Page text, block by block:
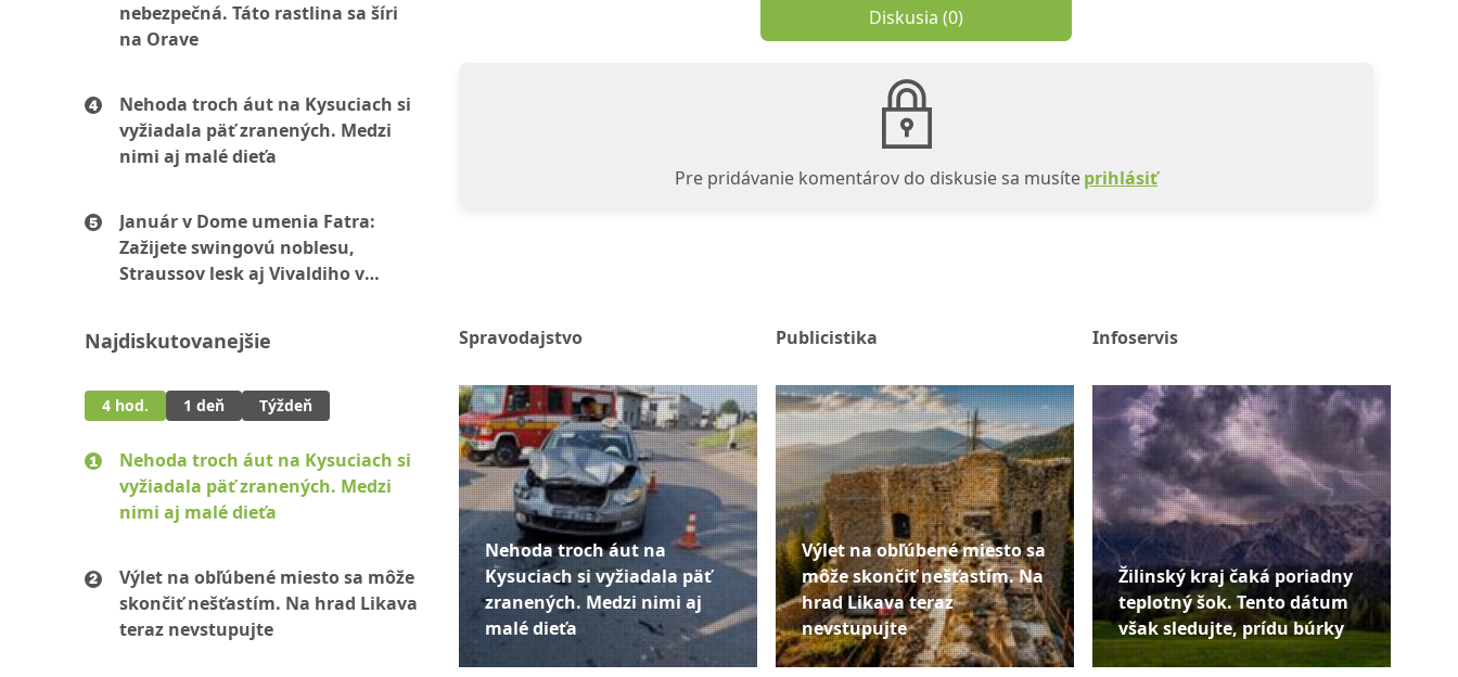
nebezpečná. Táto rastlina sa šíri
na Orave
Nehoda troch áut na Kysuciach si
vyžiadala päť zranených. Medzi
nimi aj malé dieťa
Január v Dome umenia Fatra:
Zažijete swingovú noblesu,
Straussov lesk aj Vivaldiho v
Najdiskutovanejšie
4 hod. 1 deň Týždeň
Nehoda troch áut na Kysuciach si
vyžiadala päť zranených. Medzi
nimi aj malé dieťa
Výlet na obľúbené miesto sa môže
skončiť nešťastím. Na hrad Likava
teraz nevstupujte
Diskusia (0)
Pre pridávanie komentárov do diskusie sa musíteprihlásiť
Spravodajstvo
Nehoda troch áut na
Kysuciach si vyžiadala päť
zranených. Medzi nimi aj
malé dieťa
Publicistika
Výlet na obľúbené miesto sa
môže skončiť nešťastím. Na
hrad Likava teraz
nevstupujte
Infoservis
Žilinský kraj čaká poriadny
teplotný šok. Tento dátum
však sledujte, prídu búrky